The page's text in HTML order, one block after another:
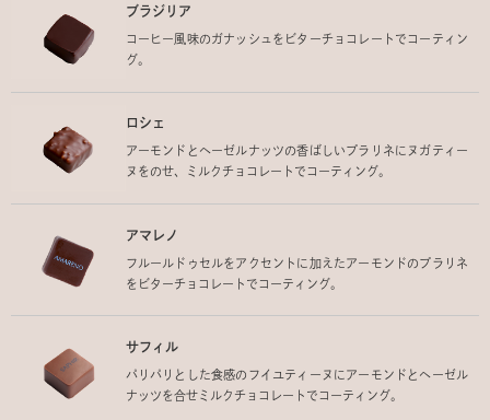
ブラジリア
コーヒー風味のガナッシュをビターチョコレートでコーティン
グ。
ロシェ
アーモンドとヘーゼルナッツの香ばしいプラリネにヌガティー
ヌをのせ、ミルクチョコレートでコーティング。
アマレノ
フルールドゥセルをアクセントに加えたアーモンドのプラリネ
をビターチョコレートでコーティング。
サフィル
パリパリとした食感のフイユティーヌにアーモンドとヘーゼル
ナッツを合せミルクチョコレートでコーティング。